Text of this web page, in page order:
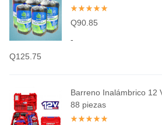
Q90.85
-
Q125.75
Barreno Inalámbrico 12
88 piezas